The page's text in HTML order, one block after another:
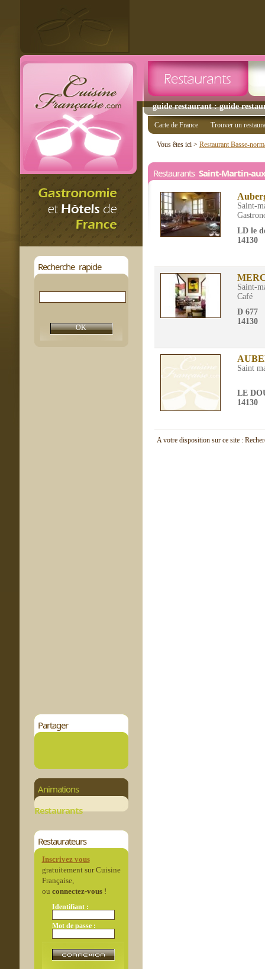
guide restaurant : guide
Recherche rapide
Partager
Animations
Restaurants
Restaurateurs
Inscrivez vous
gratuitement sur Cuisine
Française,
ou connectez-vous!
Identifiant :
Mot de passe :
Carte de France Trouver un
Vous êtes ici > Restaurant Basse-
Restaurants Saint-Martin-
Saint-
LD le
14130
Saint-
Café
D 677
14130
Saint
LE
14130
A votre disposition sur ce site :